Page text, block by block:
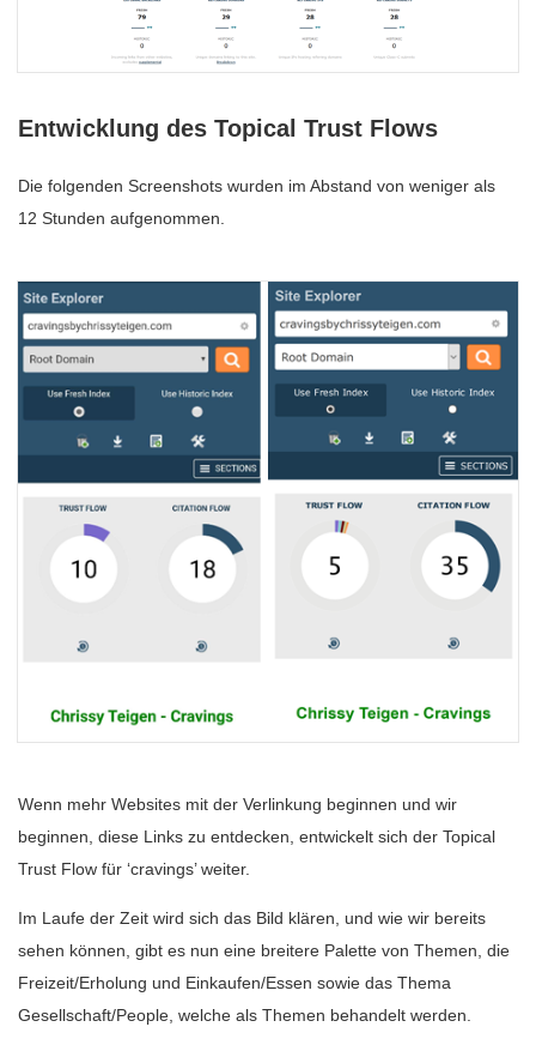
Entwicklung des Topical Trust Flows
Die folgenden Screenshots wurden im Abstand von weniger als
12 Stunden aufgenommen.
Wenn mehr Websites mit der Verlinkung beginnen und wir
beginnen, diese Links zu entdecken, entwickelt sich der Topical
Trust Flow für ‘cravings’ weiter.
Im Laufe der Zeit wird sich das Bild klären, und wie wir bereits
sehen können, gibt es nun eine breitere Palette von Themen, die
Freizeit/Erholung und Einkaufen/Essen sowie das Thema
Gesellschaft/People, welche als Themen behandelt werden.